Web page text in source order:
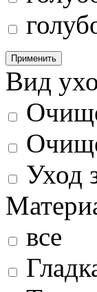
Применить
Вид
Уход
все